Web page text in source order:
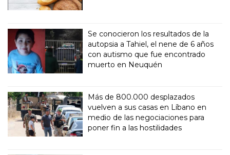
Se conocieron los resultados de la
autopsia a Tahiel, el nene de 6 años
con autismo que fue encontrado
muerto en Neuquén
Más de 800.000 desplazados
vuelven a sus casas en Líbano en
medio de las negociaciones para
poner fin a las hostilidades